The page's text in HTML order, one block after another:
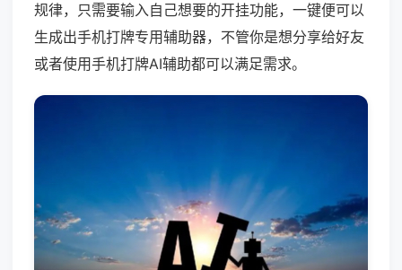
规律，只需要输入自己想要的开挂功能，一键便可以
生成出手机打牌专用辅助器，不管你是想分享给好友
或者使用手机打牌AI辅助都可以满足需求。